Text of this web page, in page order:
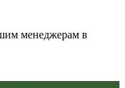
менеджерам в